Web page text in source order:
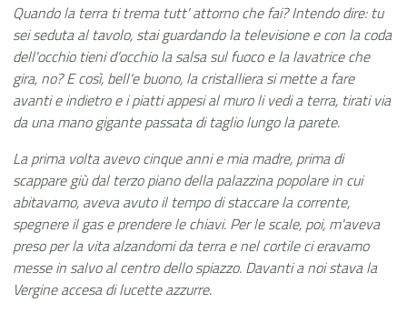
Quando la terra ti trema tutt' attorno che fai? Intendo dire: tu
sei seduta al tavolo, stai guardando la televisione e con la coda
dell'occhio tieni d'occhio la salsa sul fuoco e la lavatrice che
gira, no? E così, bell'e buono, la cristalliera si mette a fare
avanti e indietro e i piatti appesi al muro li vedi a terra, tirati via
da una mano gigante passata di taglio lungo la parete.
La prima volta avevo cinque anni e mia madre, prima di
scappare giù dal terzo piano della palazzina popolare in cui
abitavamo, aveva avuto il tempo di staccare la corrente,
spegnere il gas e prendere le chiavi. Per le scale, poi, m'aveva
preso per la vita alzandomi da terra e nel cortile ci eravamo
messe in salvo al centro dello spiazzo. Davanti a noi stava la
Vergine accesa di lucette azzurre.